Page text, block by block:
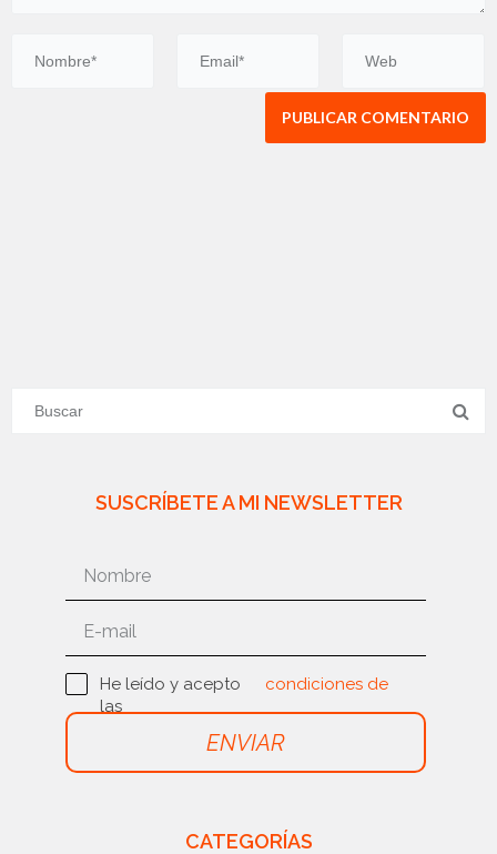
SUSCRÍBETE A MI NEWSLETTER
ENVIAR
He leído y acepto
las
condiciones de
uso
CATEGORÍAS